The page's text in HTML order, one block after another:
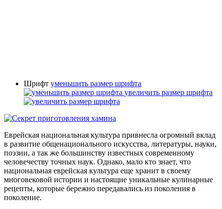
Шрифт уменьшить размер шрифта
увеличить размер шрифта
Еврейская национальная культура привнесла огромный вклад
в развитие общенационального искусства, литературы, науки,
поэзии, а так же большинству известных современному
человечеству точных наук. Однако, мало кто знает, что
национальная еврейская культура еще хранит в своему
многовековой истории и настоящие уникальные кулинарные
рецепты, которые бережно передавались из поколения в
поколение.